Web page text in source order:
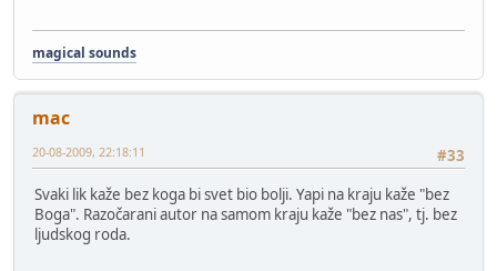
magical sounds
mac
#33
20-08-2009, 22:18:11
Svaki lik kaže bez koga bi svet bio bolji. Yapi na kraju kaže "bez
Boga". Razočarani autor na samom kraju kaže "bez nas", tj. bez
ljudskog roda.